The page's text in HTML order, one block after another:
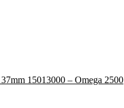
15013000 – Omega 2500